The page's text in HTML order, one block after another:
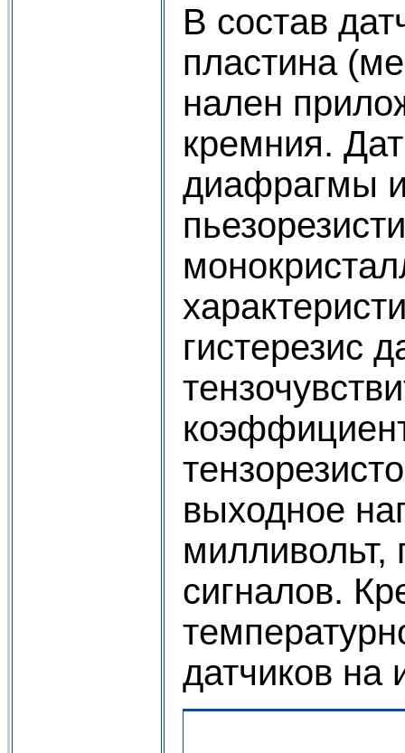
В состав
пластина
нален
кремния.
диафрагмы
гистерезис
выходное
милливольт,
сигналов.
датчиков на